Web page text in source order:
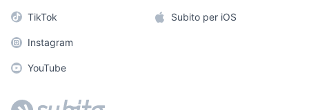
Collezionismo
TikTok
Instagram
YouTube
Subito per iOS